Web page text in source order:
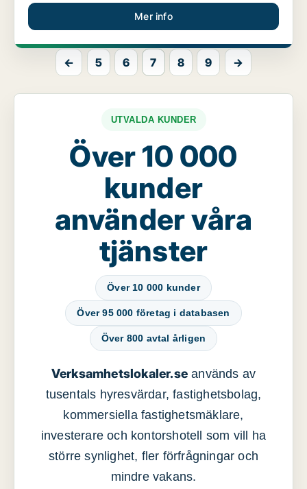
Mer info
← 5 6 7 8 9 →
UTVALDA KUNDER
Över 10 000
kunder
använder våra
tjänster
Över 10 000 kunder
Över 95 000 företag i databasen
Över 800 avtal årligen
Verksamhetslokaler.se används av
tusentals hyresvärdar, fastighetsbolag,
kommersiella fastighetsmäklare,
investerare och kontorshotell som vill ha
större synlighet, fler förfrågningar och
mindre vakans.